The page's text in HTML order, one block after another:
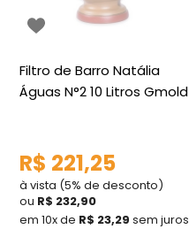
Filtro de Barro Natália
Águas N°2 10 Litros Gmold
R$ 221,25
à vista (5% de desconto)
ou R$ 232,90
em 10x de R$ 23,29 sem juros